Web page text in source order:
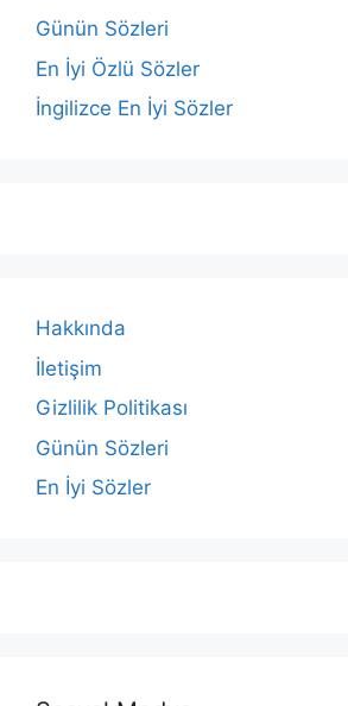
Günün Sözleri
En İyi Özlü Sözler
İngilizce En İyi Sözler
Hakkında
İletişim
Gizlilik Politikası
Günün Sözleri
En İyi Sözler